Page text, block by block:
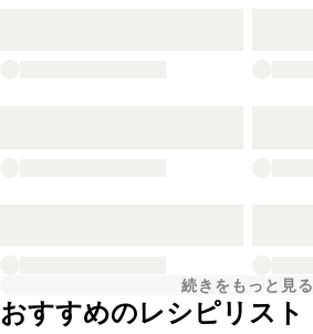
続きをもっと見る
おすすめのレシピリスト